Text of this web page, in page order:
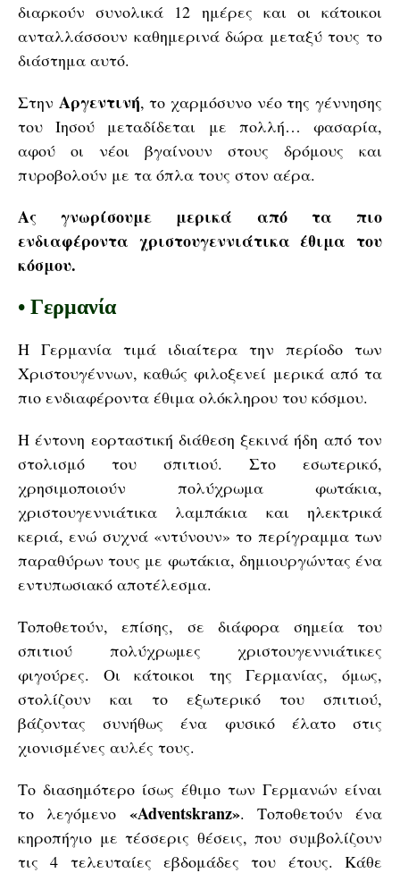
διαρκούν συνολικά 12 ημέρες και οι κάτοικοι
ανταλλάσσουν καθημερινά δώρα μεταξύ τους το
διάστημα αυτό.
Στην Αργεντινή, το χαρμόσυνο νέο της γέννησης
του Ιησού μεταδίδεται με πολλή… φασαρία,
αφού οι νέοι βγαίνουν στους δρόμους και
πυροβολούν με τα όπλα τους στον αέρα.
Ας γνωρίσουμε μερικά από τα πιο
ενδιαφέροντα χριστουγεννιάτικα έθιμα του
κόσμου.
• Γερμανία
Η Γερμανία τιμά ιδιαίτερα την περίοδο των
Χριστουγέννων, καθώς φιλοξενεί μερικά από τα
πιο ενδιαφέροντα έθιμα ολόκληρου του κόσμου.
Η έντονη εορταστική διάθεση ξεκινά ήδη από τον
στολισμό του σπιτιού. Στο εσωτερικό,
χρησιμοποιούν πολύχρωμα φωτάκια,
χριστουγεννιάτικα λαμπάκια και ηλεκτρικά
κεριά, ενώ συχνά «ντύνουν» το περίγραμμα των
παραθύρων τους με φωτάκια, δημιουργώντας ένα
εντυπωσιακό αποτέλεσμα.
Τοποθετούν, επίσης, σε διάφορα σημεία του
σπιτιού πολύχρωμες χριστουγεννιάτικες
φιγούρες. Οι κάτοικοι της Γερμανίας, όμως,
στολίζουν και το εξωτερικό του σπιτιού,
βάζοντας συνήθως ένα φυσικό έλατο στις
χιονισμένες αυλές τους.
Το διασημότερο ίσως έθιμο των Γερμανών είναι
το λεγόμενο «Adventskranz». Τοποθετούν ένα
κηροπήγιο με τέσσερις θέσεις, που συμβολίζουν
τις 4 τελευταίες εβδομάδες του έτους. Κάθε